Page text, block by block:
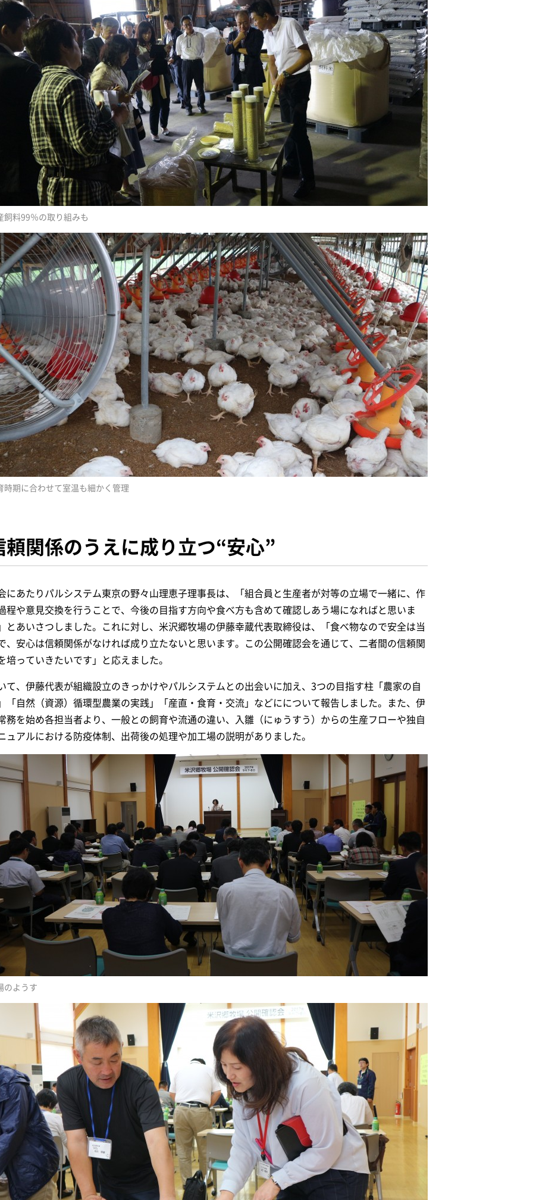
飼料99％の取り組みも
時期に合わせて室温も細かく管理
頼関係のうえに成り立つ“安心”
にあたりパルシステム東京の野々山理恵子理事長は、「組合員と生産者が対等の立場で一緒に、作
程や意見交換を行うことで、今後の目指す方向や食べ方も含めて確認しあう場になればと思いま
とあいさつしました。これに対し、米沢郷牧場の伊藤幸蔵代表取締役は、「食べ物なので安全は当
、安心は信頼関係がなければ成り立たないと思います。この公開確認会を通じて、二者間の信頼関
培っていきたいです」と応えました。
て、伊藤代表が組織設立のきっかけやパルシステムとの出会いに加え、3つの目指す柱「農家の自
「自然（資源）循環型農業の実践」「産直・食育・交流」などにについて報告しました。また、伊
務を始め各担当者より、一般との飼育や流通の違い、入雛（にゅうすう）からの生産フローや独自
ュアルにおける防疫体制、出荷後の処理や加工場の説明がありました。
のようす